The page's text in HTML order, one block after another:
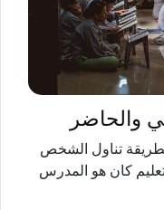
والحاضر
تناول الشخص
كان هو المدرس